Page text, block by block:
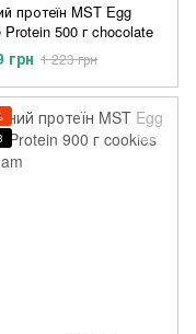
протеїн MST Egg
Protein 500 г chocolate
грн 1 223 грн